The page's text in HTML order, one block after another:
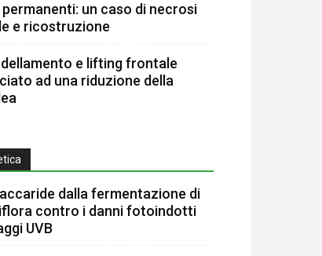
permanenti: un caso di necrosi
e ricostruzione
e lifting frontale
ad una riduzione della
dalla fermentazione di
contro i danni fotoindotti
UVB